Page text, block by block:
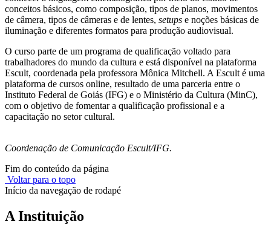
conceitos básicos, como composição, tipos de planos, movimentos
de câmera, tipos de câmeras e de lentes, setups e noções básicas de
iluminação e diferentes formatos para produção audiovisual.
O curso parte de um programa de qualificação voltado para
trabalhadores do mundo da cultura e está disponível na plataforma
Escult, coordenada pela professora Mônica Mitchell. A Escult é uma
plataforma de cursos online, resultado de uma parceria entre o
Instituto Federal de Goiás (IFG) e o Ministério da Cultura (MinC),
com o objetivo de fomentar a qualificação profissional e a
capacitação no setor cultural.
Coordenação de Comunicação Escult/IFG.
Fim do conteúdo da página
Voltar para o topo
Início da navegação de rodapé
A Instituição